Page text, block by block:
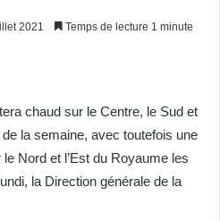
2021 Temps de lecture 1 minute
chaud sur le Centre, le Sud et
la semaine, avec toutefois une
Nord et l’Est du Royaume les
la Direction générale de la